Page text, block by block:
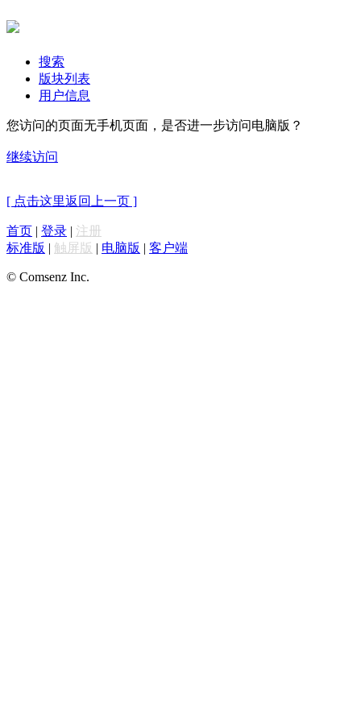
搜索
版块列表
用户信息
您访问的页面无手机页面，是否进一步访问电脑版？
继续访问
[ 点击这里返回上一页 ]
首页 | 登录 | 注册
标准版 | 触屏版 | 电脑版 | 客户端
© Comsenz Inc.